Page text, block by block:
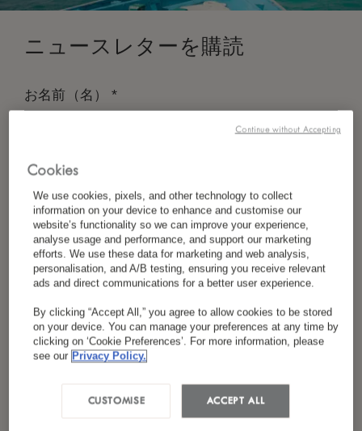
ニュースレターを購読
お名前（名）*
お名前（姓）
国／地域*
言語設定*
Cookies
We use cookies, pixels, and other technology to collect
information on your device to enhance and customise our
website’s functionality so we can improve your experience,
analyse usage and performance, and support our marketing
efforts. We use these data for marketing and web analysis,
personalisation, and A/B testing, ensuring you receive relevant
ads and direct communications for a better user experience.
By clicking “Accept All,” you agree to allow cookies to be stored
on your device. You can manage your preferences at any time by
clicking on ‘Cookie Preferences’. For more information, please
see our Privacy Policy.
ACCEPT ALL
CUSTOMISE
Continue without Accepting